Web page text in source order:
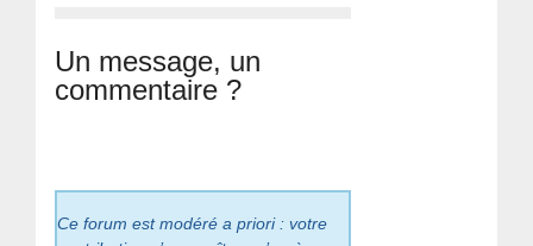
Un message, un
commentaire ?
Ce forum est modéré a priori : votre